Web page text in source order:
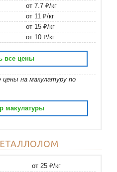
от 7.7 ₽/кг
от 11 ₽/кг
от 15 ₽/кг
от 10 ₽/кг
все цены
цены на макулатуру по
макулатуры
от 25 ₽/кг